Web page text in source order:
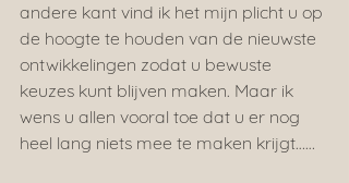
andere kant vind ik het mijn plicht u op
de hoogte te houden van de nieuwste
ontwikkelingen zodat u bewuste
keuzes kunt blijven maken. Maar ik
wens u allen vooral toe dat u er nog
heel lang niets mee te maken krijgt……